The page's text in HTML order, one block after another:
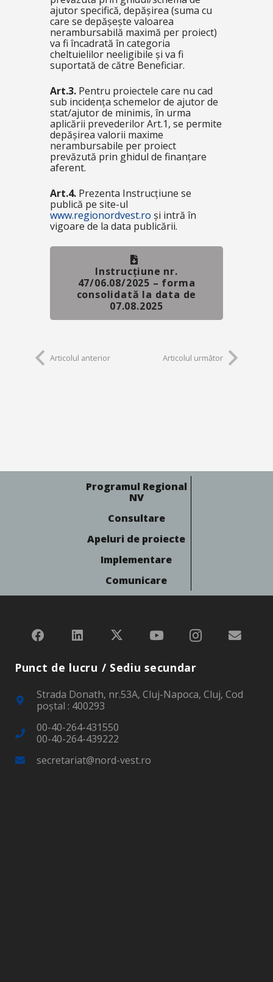
ajutor specifică, depășirea (suma cu
care se depășește valoarea
nerambursabilă maximă per proiect)
va fi încadrată în categoria
cheltuielilor neeligibile și va fi
suportată de către Beneficiar.
Art.3.Pentru proiectele care nu cad
sub incidența schemelor de ajutor de
stat/ajutor de minimis, în urma
aplicării prevederilor Art.1, se permite
depășirea valorii maxime
nerambursabile per proiect
prevăzută prin ghidul de finanțare
aferent.
Art.4. Prezenta Instrucțiune se
publică pe site-ul
www.regionordvest.ro și intră în
vigoare de la data publicării.
Instrucțiune nr.
47/06.08/2025 – forma
consolidată la data de
07.08.2025
Articolul anterior Articolul următor
Programul Regional
NV
Consultare
Apeluri de proiecte
Implementare
Comunicare
Punct de lucru / Sediu secundar
Strada Donath, nr.53A, Cluj-Napoca, Cluj, Cod
poştal : 400293
00-40-264-431550
00-40-264-439222
secretariat@nord-vest.ro